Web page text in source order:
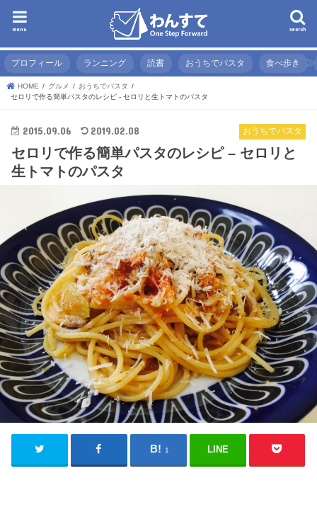
search
menu
プロフィール ランニング 読書 おうちでパスタ 食べ歩き
HOME グルメ
おうちでパスタ
セロリで作る簡単パスタのレシピ - セロリと生トマトのパスタ
おうちでパスタ
2015.09.06 2019.02.08
セロリで作る簡単パスタのレシピ – セロリと
生トマトのパスタ
1 LINE